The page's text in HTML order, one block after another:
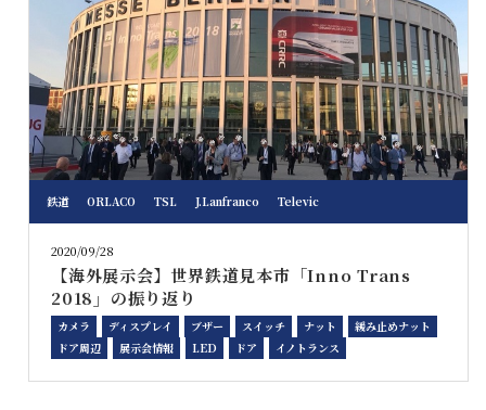
鉄道 ORLACO TSL J.Lanfranco Televic
2020/09/28
【海外展示会】世界鉄道見本市「Inno Trans
2018」の振り返り
カメラ ディスプレイ ブザー スイッチ ナット
緩み止めナット
ドア周辺
展示会情報 LED ドア イノトランス